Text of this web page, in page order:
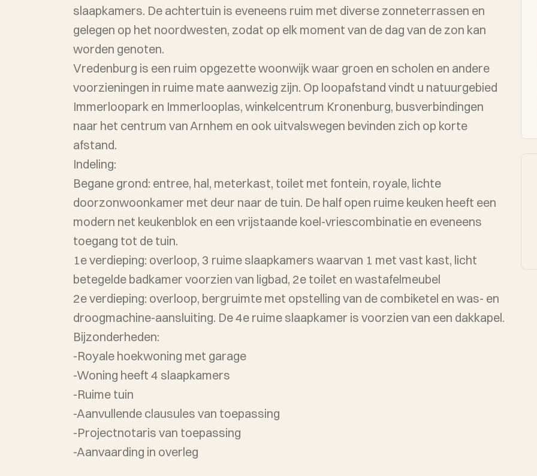
slaapkamers. De achtertuin is eveneens ruim met diverse zonneterrassen en
gelegen op het noordwesten, zodat op elk moment van de dag van de zon kan
worden genoten.
Vredenburg is een ruim opgezette woonwijk waar groen en scholen en andere
voorzieningen in ruime mate aanwezig zijn. Op loopafstand vindt u natuurgebied
Immerloopark en Immerlooplas, winkelcentrum Kronenburg, busverbindingen
naar het centrum van Arnhem en ook uitvalswegen bevinden zich op korte
afstand.
Indeling:
Begane grond: entree, hal, meterkast, toilet met fontein, royale, lichte
doorzonwoonkamer met deur naar de tuin. De half open ruime keuken heeft een
modern net keukenblok en een vrijstaande koel-vriescombinatie en eveneens
toegang tot de tuin.
1e verdieping: overloop, 3 ruime slaapkamers waarvan 1 met vast kast, licht
betegelde badkamer voorzien van ligbad, 2e toilet en wastafelmeubel
2e verdieping: overloop, bergruimte met opstelling van de combiketel en was- en
droogmachine-aansluiting. De 4e ruime slaapkamer is voorzien van een dakkapel.
Bijzonderheden:
-Royale hoekwoning met garage
-Woning heeft 4 slaapkamers
-Ruime tuin
-Aanvullende clausules van toepassing
-Projectnotaris van toepassing
-Aanvaarding in overleg